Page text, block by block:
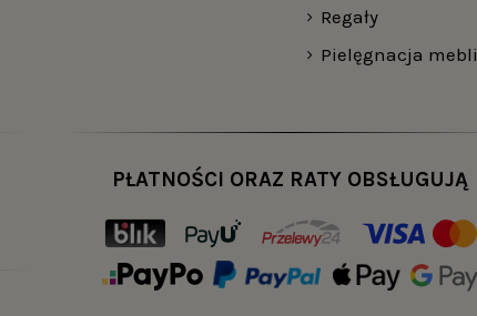
Regały
Pielęgnacja mebli
PŁATNOŚCI ORAZ RATY OBSŁUGUJĄ